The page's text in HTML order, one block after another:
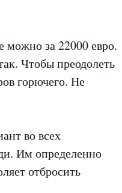
можно за 22000 евро.
Чтобы преодолеть
горючего. Не
во всех
Им определенно
отбросить